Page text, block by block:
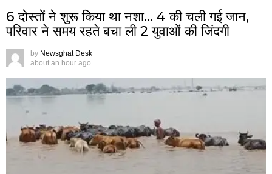
6 दोस्तों ने शुरू किया था नशा… 4 की चली गई जान,
परिवार ने समय रहते बचा ली 2 युवाओं की जिंदगी
by Newsghat Desk
about an hour ago